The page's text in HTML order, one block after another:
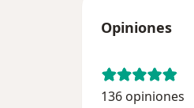
Opiniones
136 opiniones